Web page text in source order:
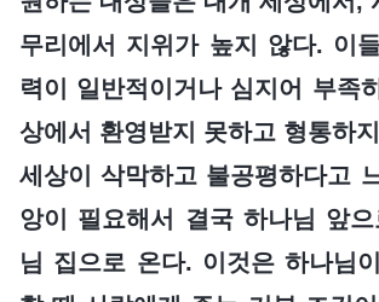
무리에서 지위가 높지 않다. 이
력이 일반적이거나 심지어 부족
상에서 환영받지 못하고 형통하
세상이 삭막하고 불공평하다고
앙이 필요해서 결국 하나님 앞
님 집으로 온다. 이것은 하나님